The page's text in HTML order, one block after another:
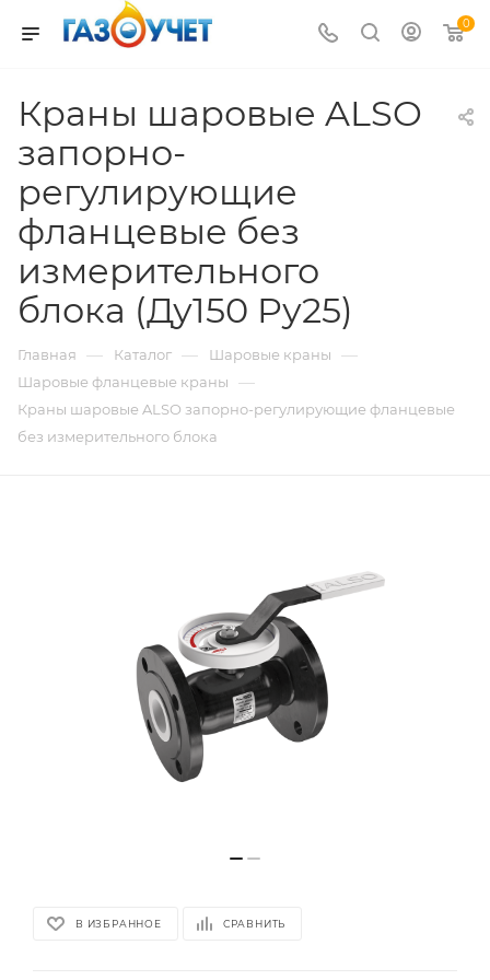
0
Краны шаровые ALSO
запорно-
регулирующие
фланцевые без
измерительного
блока (Ду150 Pу25)
Главная — Каталог — Шаровые краны —
Шаровые фланцевые краны —
Краны шаровые ALSO запорно-регулирующие фланцевые
без измерительного блока
В ИЗБРАННОЕ СРАВНИТЬ